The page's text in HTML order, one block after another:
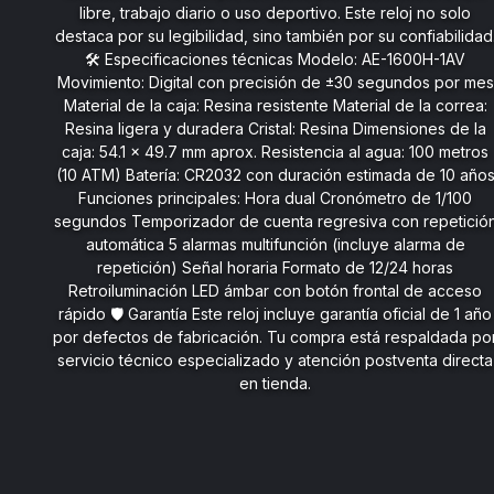
comodidad, ligereza y confiabilidad en un formato
compacto, sin renunciar a la estética. 🛠️ Especificaciones
técnicas Modelo: LW-204-1A Movimiento: Digital japonés de
alta precisión Material de la caja: Resina resistente Material
de la correa: Resina negra flexible y duradera Cristal:
Mineral resistente a rayaduras Dimensiones de la caja: 38.9
× 35.0 × 9.4 mm Peso: 24 gramos aprox. Resistencia al
50 metros (5 ATM), apto para salpicaduras y ducha
Funciones principales: Hora digital (horas, minutos,
segundos) Día de la semana y fecha Cronómetro de 1/100
segundos Temporizador de cuenta regresiva Alarma diaria
Luz de fondo LED ámbar Formato de 12/24 horas 🛡️ Garantía
Este reloj incluye garantía oficial de 1 año, válida por
defectos de fabricación.